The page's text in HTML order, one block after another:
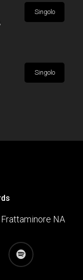
Singolo
Singolo
NA
spotify